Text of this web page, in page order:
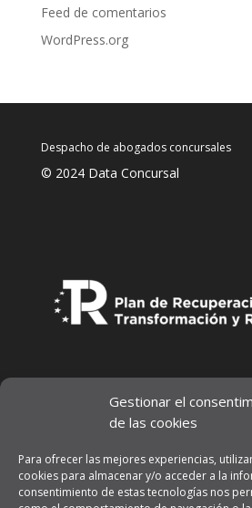
Gestionar el
de las cookies
Para ofrecer las mejores experiencias,
cookies para almacenar y/o acceder a la
consentimiento de estas tecnologías nos
Feed de comentarios
WordPress.org
Despacho de abogados concursales
© 2024 Data Concursal